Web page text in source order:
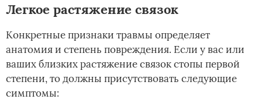
Легкое растяжение связок
Конкретные признаки травмы определяет
анатомия и степень повреждения. Если у вас или
ваших близких растяжение связок стопы первой
степени, то должны присутствовать следующие
симптомы: